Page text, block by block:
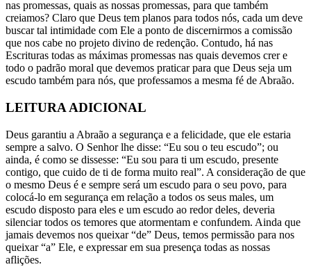
nas promessas, quais as nossas pro­messas, para que também
creiamos? Claro que Deus tem planos para todos nós, cada um deve
buscar tal intimidade com Ele a ponto de discernirmos a comissão
que nos cabe no projeto divino de redenção. Contudo, há nas
Escrituras todas as máximas promessas nas quais devemos crer e
todo o padrão moral que devemos praticar para que Deus seja um
escu­do também para nós, que professamos a mesma fé de Abraão.
LEITURA ADICIONAL
Deus garantiu a Abraão a segurança e a felicidade, que ele estaria
sem­pre a salvo. O Senhor lhe disse: “Eu sou o teu escudo”; ou
ainda, é como se dissesse: “Eu sou para ti um escudo, presente
contigo, que cuido de ti de forma muito real”. A consideração de que
o mesmo Deus é e sempre será um escudo para o seu povo, para
colocá-lo em segurança em relação a todos os seus males, um
escudo disposto para eles e um escudo ao redor deles, deveria
silenciar todos os temores que atormentam e confundem. Ainda que
jamais devemos nos queixar “de” Deus, temos permissão para nos
queixar “a” Ele, e expressar em sua presença todas as nossas
aflições.